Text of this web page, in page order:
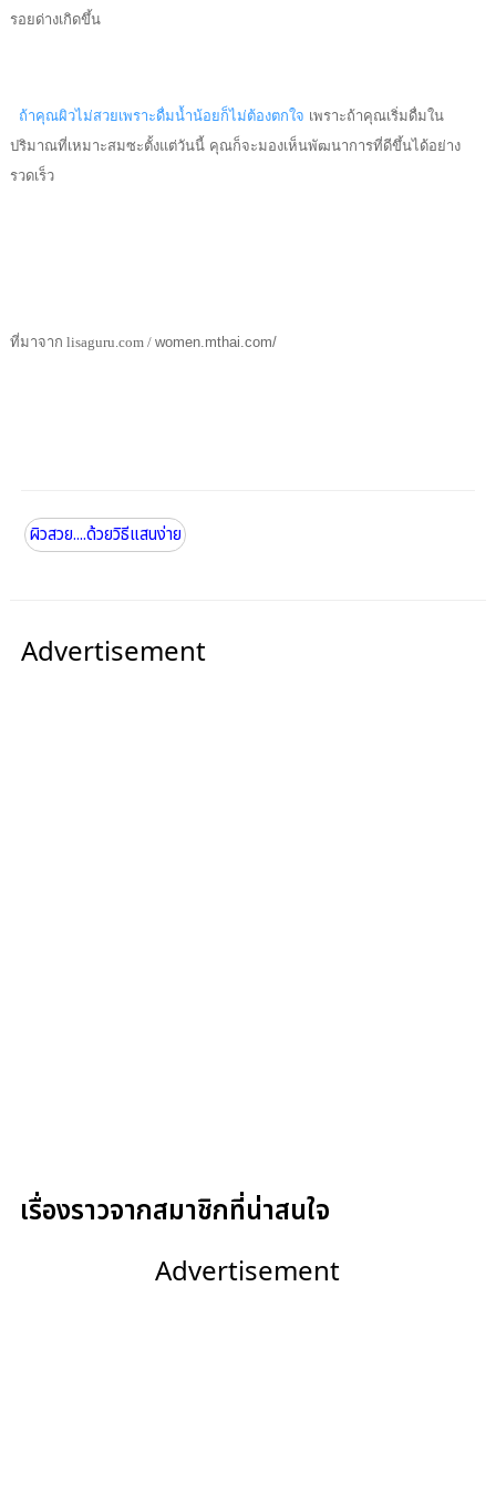
รอยด่างเกิดขึ้น
ถ้าคุณผิวไม่สวยเพราะดื่มน้ำน้อยก็ไม่ต้องตกใจ เพราะถ้าคุณเริ่มดื่มใน
ปริมาณที่เหมาะสมซะตั้งแต่วันนี้ คุณก็จะมองเห็นพัฒนาการที่ดีขึ้นได้อย่าง
รวดเร็ว
ที่มาจาก lisaguru.com/ women.mthai.com/
ผิวสวย....ด้วยวิธีแสนง่าย
Advertisement
เรื่องราวจากสมาชิกที่น่าสนใจ
Advertisement